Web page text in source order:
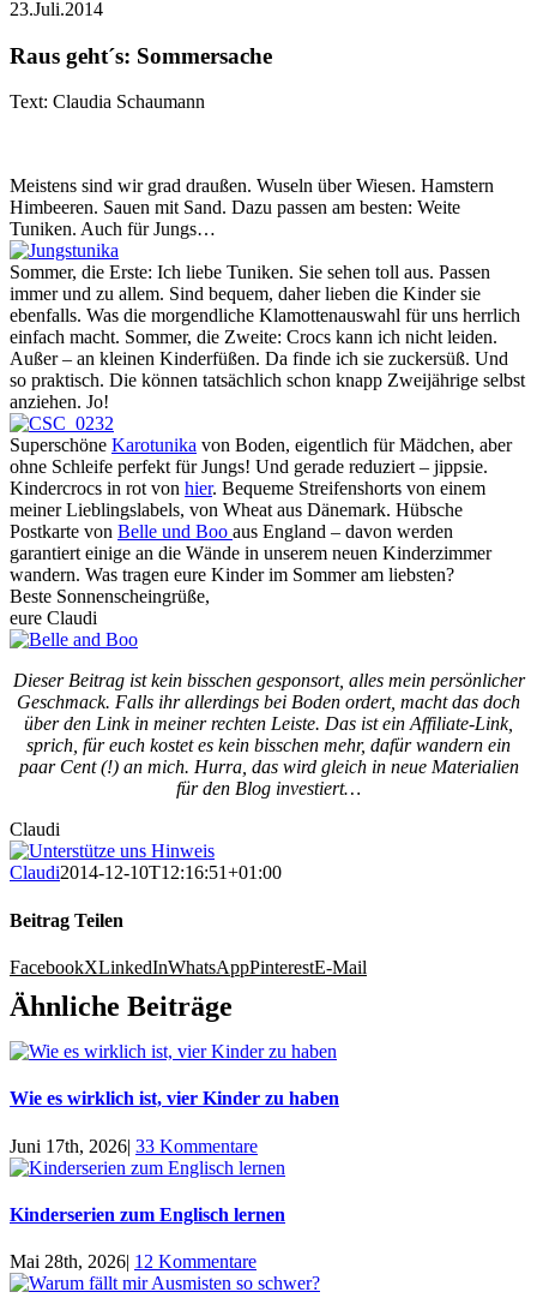
23.Juli.2014
Raus geht´s: Sommersache
Text: Claudia Schaumann
Meistens sind wir grad draußen. Wuseln über Wiesen. Hamstern
Himbeeren. Sauen mit Sand. Dazu passen am besten: Weite
Tuniken. Auch für Jungs…
Sommer, die Erste: Ich liebe Tuniken. Sie sehen toll aus. Passen
immer und zu allem. Sind bequem, daher lieben die Kinder sie
ebenfalls. Was die morgendliche Klamottenauswahl für uns herrlich
einfach macht. Sommer, die Zweite: Crocs kann ich nicht leiden.
Außer – an kleinen Kinderfüßen. Da finde ich sie zuckersüß. Und
so praktisch. Die können tatsächlich schon knapp Zweijährige selbst
anziehen. Jo!
Superschöne Karotunika von Boden, eigentlich für Mädchen, aber
ohne Schleife perfekt für Jungs! Und gerade reduziert – jippsie.
Kindercrocs in rot von hier. Bequeme Streifenshorts von einem
meiner Lieblingslabels, von Wheat aus Dänemark. Hübsche
Postkarte von Belle und Boo aus England – davon werden
garantiert einige an die Wände in unserem neuen Kinderzimmer
wandern. Was tragen eure Kinder im Sommer am liebsten?
Beste Sonnenscheingrüße,
eure Claudi
Dieser Beitrag ist kein bisschen gesponsort, alles mein persönlicher
Geschmack. Falls ihr allerdings bei Boden ordert, macht das doch
über den Link in meiner rechten Leiste. Das ist ein Affiliate-Link,
sprich, für euch kostet es kein bisschen mehr, dafür wandern ein
paar Cent (!) an mich. Hurra, das wird gleich in neue Materialien
für den Blog investiert…
Claudi
Claudi2014-12-10T12:16:51+01:00
Beitrag Teilen
FacebookXLinkedInWhatsAppPinterestE-Mail
Ähnliche Beiträge
Wie es wirklich ist, vier Kinder zu haben
Juni 17th, 2026| 33 Kommentare
Kinderserien zum Englisch lernen
Mai 28th, 2026| 12 Kommentare